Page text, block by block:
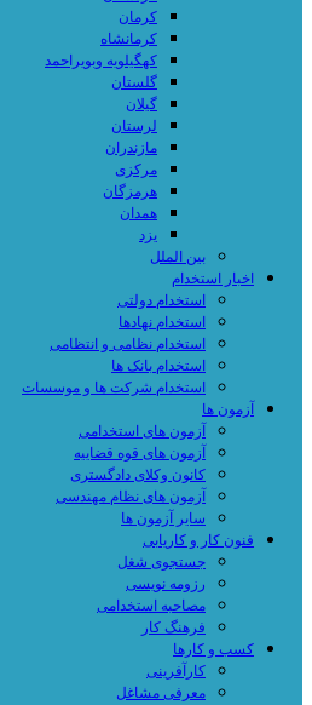
کرمان
کرمانشاه
کهگیلویه وبویراحمد
گلستان
گیلان
لرستان
مازندران
مرکزی
هرمزگان
همدان
یزد
بین الملل
اخبار استخدام
استخدام دولتی
استخدام نهادها
استخدام نظامی و انتظامی
استخدام بانک ها
استخدام شرکت ها و موسسات
آزمون ها
آزمون های استخدامی
آزمون های قوه قضاییه
کانون وکلای دادگستری
آزمون های نظام مهندسی
سایر آزمون ها
فنون کار و کاریابی
جستجوی شغل
رزومه نویسی
مصاحبه استخدامی
فرهنگ کار
کسب و کارها
کارآفرینی
معرفی مشاغل